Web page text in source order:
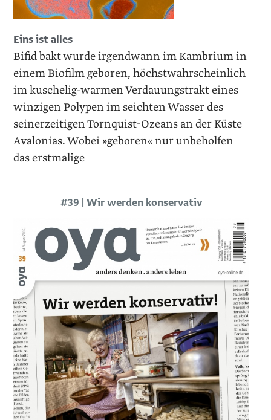
Eins ist alles
Bifid bakt wurde irgendwann im Kambrium in
einem Biofilm geboren, höchstwahrscheinlich
im kuschelig-warmen Verdauungstrakt eines
winzigen Polypen im seichten Wasser des
seinerzeitigen Tornquist-Ozeans an der Küste
Avalonias. Wobei »­geboren« nur unbeholfen
das erstmalige
#39 | Wir werden konservativ